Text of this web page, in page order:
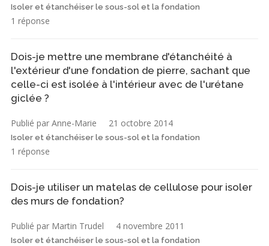
Isoler et étanchéiser le sous-sol et la fondation
1 réponse
Dois-je mettre une membrane d'étanchéité à
l'extérieur d'une fondation de pierre, sachant que
celle-ci est isolée à l'intérieur avec de l'urétane
giclée ?
Publié par Anne-Marie 21 octobre 2014
Isoler et étanchéiser le sous-sol et la fondation
1 réponse
Dois-je utiliser un matelas de cellulose pour isoler
des murs de fondation?
Publié par Martin Trudel 4 novembre 2011
Isoler et étanchéiser le sous-sol et la fondation